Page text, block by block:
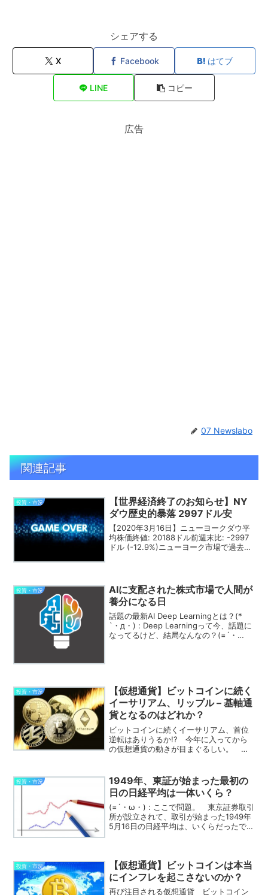
シェアする
X Facebook はてブ
LINE コピー
広告
07 Newslabo
関連記事
投資・市況
【世界経済終了のお知らせ】NY
ダウ歴史的暴落 2997ドル安
【2020年3月16日】ニューヨークダウ平
均株価終値: 20188ドル前週末比: -2997
ドル (-12.9%)ニューヨーク市場で過去最
投資・市況
AIに支配された株式市場で人間が
養分になる日
話題の最新AI Deep Learningとは？(*
`・д・) : Deep Learningって今、話題に
なってるけど、結局なんなの？(=´・
投資・市況
【仮想通貨】ビットコインに続く
イーサリアム、リップル – 基軸通
貨となるのはどれか？
ビットコインに続くイーサリアム、首位
逆転はありうるか!? 今年に入ってから
の仮想通貨の動きが目まぐるしい。
の仮想通貨であるイーサリアムとリップ
ルの追い上げ...
投資・市況
1949年、東証が始まった最初の
日の日経平均は一体いくら？
(=´・ω・) : ここで問題。 東京証券取引
所が設立されて、取引が始まった1949年
5月16日の日経平均は、いくらだったでし
投資・市況
【仮想通貨】ビットコインは本当
にインフレを起こさないのか？
再び注目される仮想通貨 ビットコイン